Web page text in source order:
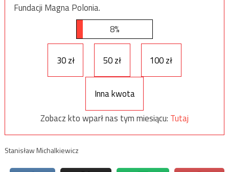
Fundacji Magna Polonia.
8%
30 zł 50 zł 100 zł
Inna kwota
Zobacz kto wparł nas tym miesiącu: Tutaj
Stanisław Michalkiewicz